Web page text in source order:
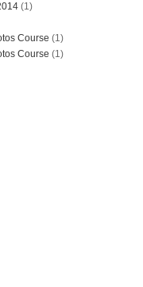
(1)
Course (1)
Course (1)